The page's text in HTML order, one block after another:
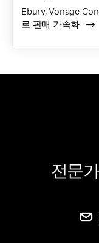
Ebury, Vonage
로 판매 가속화
전문